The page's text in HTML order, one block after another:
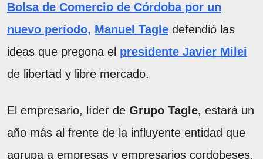
Bolsa de Comercio de Córdoba por un
nuevo período, Manuel Tagle defendió las
ideas que pregona el presidente Javier Milei
de libertad y libre mercado.
El empresario, líder de Grupo Tagle, estará un
año más al frente de la influyente entidad que
agrupa a empresas y empresarios cordobeses.